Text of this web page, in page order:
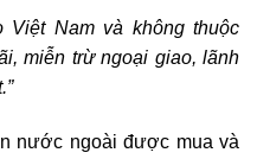
Nam và không thuộc
miễn trừ ngoại giao, lãnh
nước ngoài được mua và